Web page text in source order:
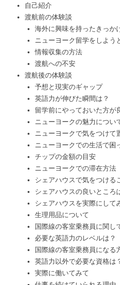
自己紹介
渡航前の体験談
海外に興味を持ったきっか
ニューヨーク留学をしよう
情報収集の方法
渡航への不安
渡航後の体験談
予想と現実のギャップ
英語力が伸びた瞬間は？
留学前にやっておいた方が
ニューヨークの魅力につい
ニューヨークで気をつけて
ニューヨークでの生活で困
チップの金額の目安
ニューヨークでの滞在方法
シェアハウスで気をつける
シェアハウスの良いところ
シェアハウスを実際にして
生理用品について
国際線の客室乗務員に関し
必要な英語力のレベルは？
国際線の客室乗務員になる
英語力以外で必要な資格は
実際に働いてみて